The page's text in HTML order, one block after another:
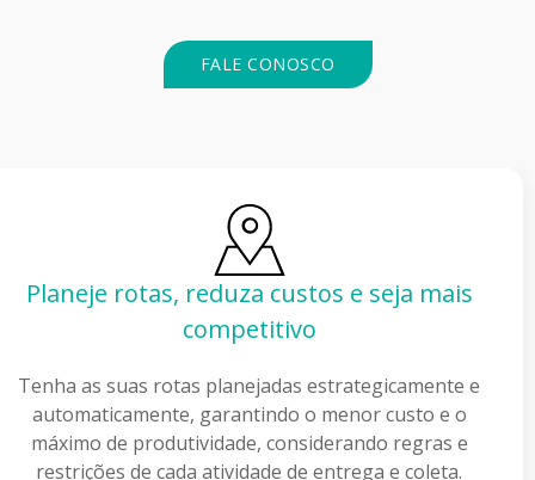
FALE CONOSCO
e
Garantia de integridade das
Com a gestão de seguros do TMS da
garante a integridade das cargas durante
transporte. Atende todos os requisitos
previamente pelas seguradoras e
riscos.